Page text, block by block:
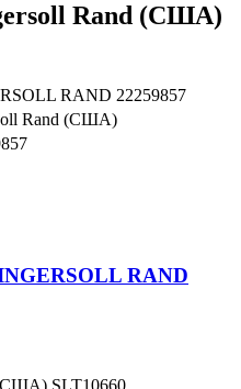
Rand (США)
RAND 22259857
Rand (США)
RAND